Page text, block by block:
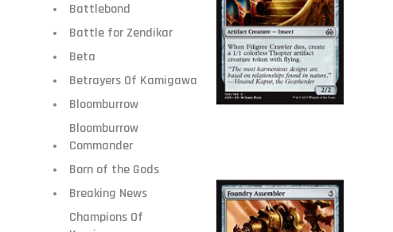
Battlebond
Battle for Zendikar
Beta
Betrayers Of Kamigawa
Bloomburrow
Bloomburrow
Commander
Born of the Gods
Breaking News
Champions Of